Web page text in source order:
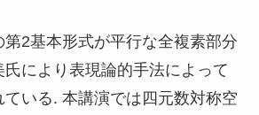
2基本形式が平行な全複素部分
により表現論的手法によって
いる. 本講演では四元数対称空